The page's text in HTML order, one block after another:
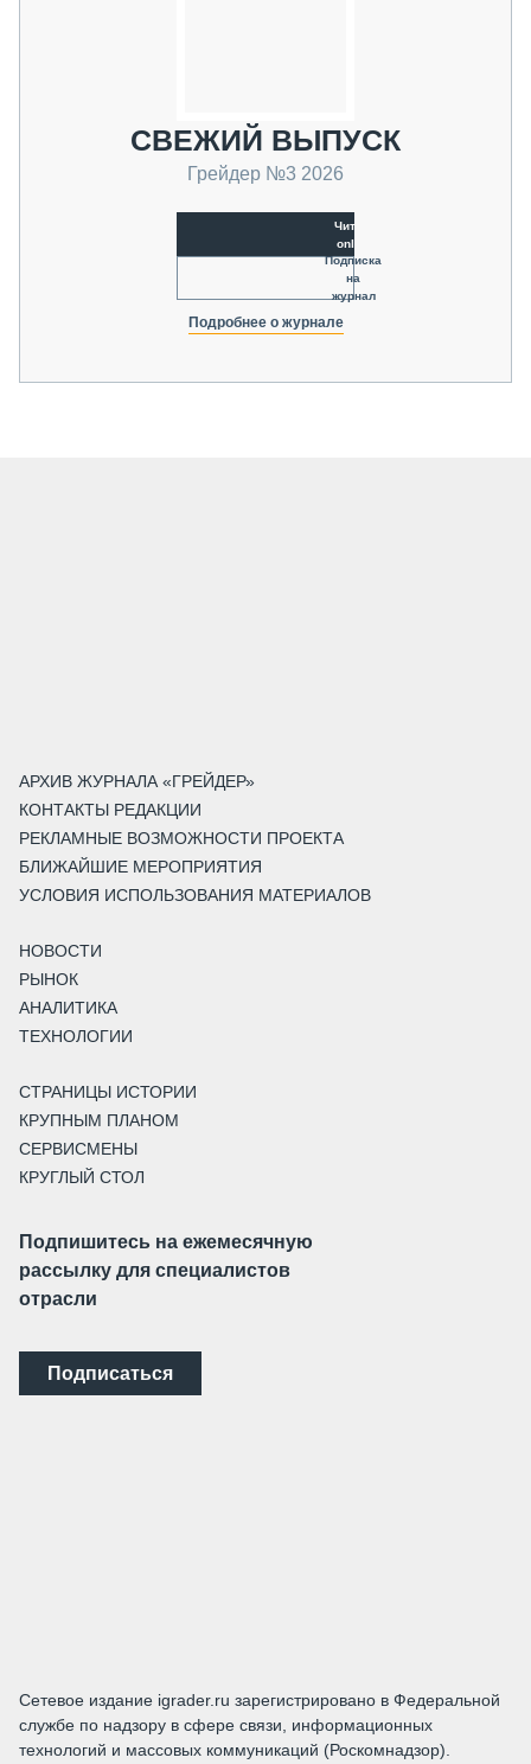
СВЕЖИЙ ВЫПУСК
Грейдер №3 2026
Читать
online
Подписка
на
журнал
Подробнее о журнале
АРХИВ ЖУРНАЛА «ГРЕЙДЕР»
КОНТАКТЫ РЕДАКЦИИ
РЕКЛАМНЫЕ ВОЗМОЖНОСТИ ПРОЕКТА
БЛИЖАЙШИЕ МЕРОПРИЯТИЯ
УСЛОВИЯ ИСПОЛЬЗОВАНИЯ МАТЕРИАЛОВ
НОВОСТИ
РЫНОК
АНАЛИТИКА
ТЕХНОЛОГИИ
СТРАНИЦЫ ИСТОРИИ
КРУПНЫМ ПЛАНОМ
СЕРВИСМЕНЫ
КРУГЛЫЙ СТОЛ
Подпишитесь на ежемесячную
рассылку для специалистов
отрасли
Подписаться
Сетевое издание igrader.ru зарегистрировано в Федеральной
службе по надзору в сфере связи, информационных
технологий и массовых коммуникаций (Роскомнадзор).